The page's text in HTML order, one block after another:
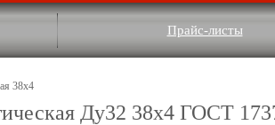
Прайс-листы
38х4
Ду32 38х4 ГОСТ